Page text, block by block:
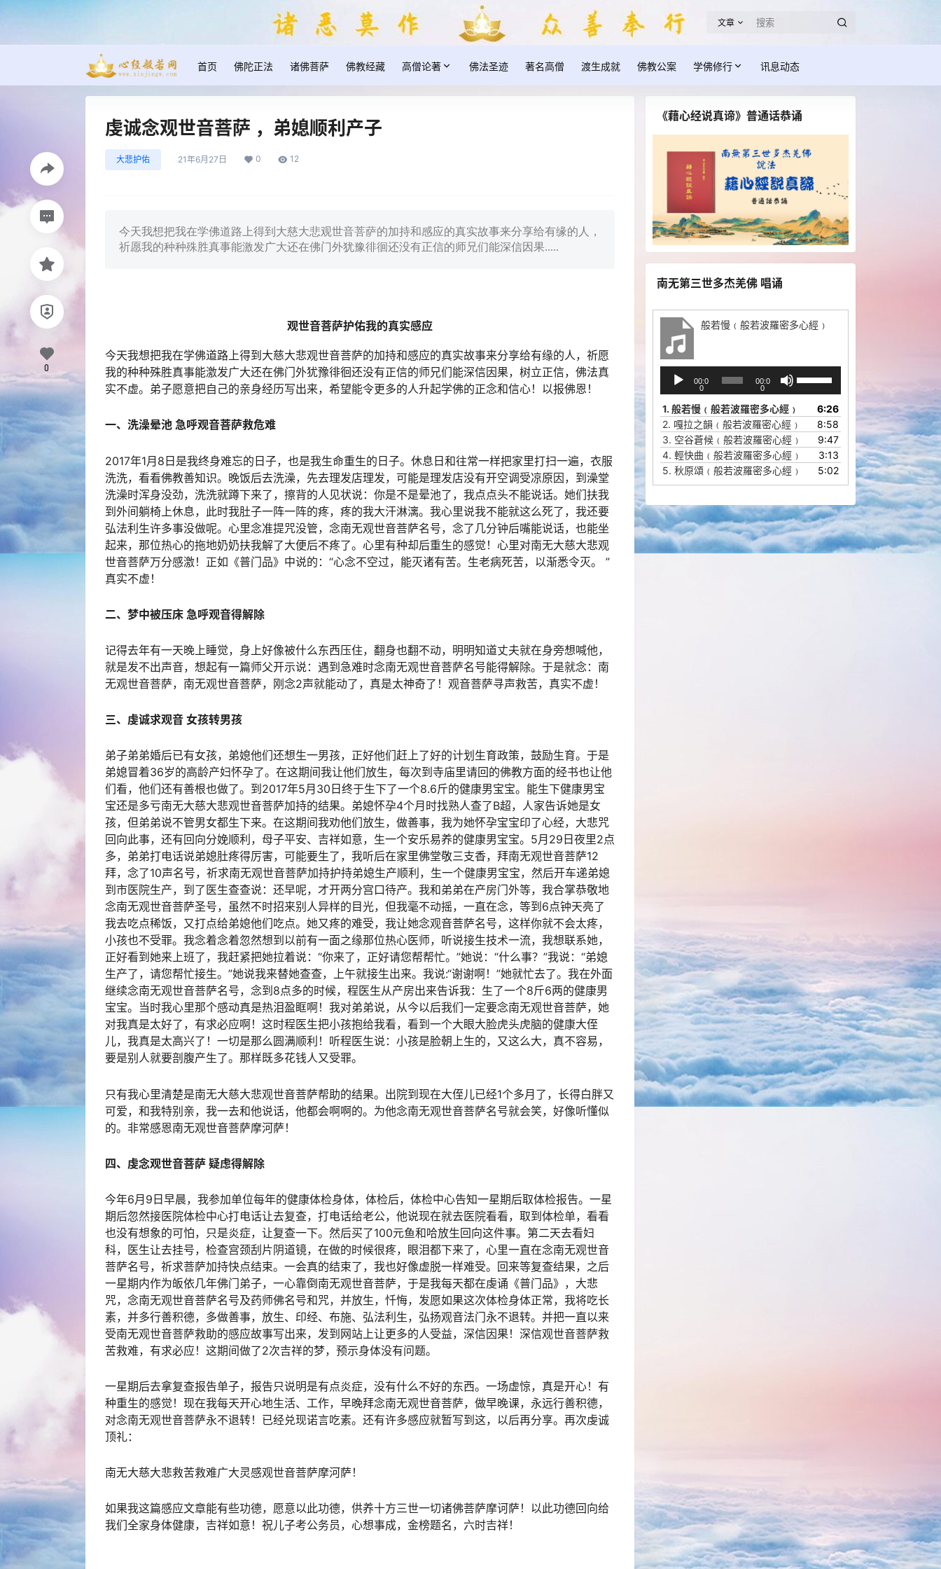
文章
首页 佛陀正法 诸佛菩萨 佛教经藏 高僧论著 佛法圣迹 著名高僧 渡生成就 佛教公案 学佛修行 讯息动态
虔诚念观世音菩萨 ，弟媳顺利产子
大悲护佑 21年6月27日 0 12
今天我想把我在学佛道路上得到大慈大悲观世音菩萨的加持和感应的真实故事来分享给有缘的人，
祈愿我的种种殊胜真事能激发广大还在佛门外犹豫徘徊还没有正信的师兄们能深信因果.....
观世音菩萨护佑我的真实感应
今天我想把我在学佛道路上得到大慈大悲观世音菩萨的加持和感应的真实故事来分享给有缘的人，祈愿
我的种种殊胜真事能激发广大还在佛门外犹豫徘徊还没有正信的师兄们能深信因果，树立正信， 佛法真
实不虚。弟子愿意把自己的亲身经历写出来，希望能令更多的人升起学佛的正念和信心！以报佛恩！
一、洗澡晕池 急呼观音菩萨救危难
2017年1月8日是我终身难忘的日子，也是我生命重生的日子。休息日和往常一样把家里打扫一遍，衣服
洗洗，看看佛教善知识。晚饭后去洗澡，先去理发店理发，可能是理发店没有开空调受凉原因，到澡堂
洗澡时浑身没劲，洗洗就蹲下来了，擦背的人见状说：你是不是晕池了，我点点头不能说话。她们扶我
到外间躺椅上休息，此时我肚子一阵一阵的疼，疼的我大汗淋漓。我心里说我不能就这么死了，我还要
弘法利生许多事没做呢。心里念准提咒没管，念南无观世音菩萨名号，念了几分钟后嘴能说话，也能坐
起来，那位热心的拖地奶奶扶我解了大便后不疼了。心里有种却后重生的感觉！心里对南无大慈大悲观
世音菩萨万分感激！正如《普门品》中说的：“心念不空过，能灭诸有苦。生老病死苦，以渐悉令灭。 ”
真实不虚！
二、梦中被压床 急呼观音得解除
记得去年有一天晚上睡觉，身上好像被什么东西压住，翻身也翻不动，明明知道丈夫就在身旁想喊他，
就是发不出声音，想起有一篇师父开示说：遇到急难时念南无观世音菩萨名号能得解除。于是就念：南
无观世音菩萨，南无观世音菩萨，刚念2声就能动了，真是太神奇了！观音菩萨寻声救苦，真实不虚！
三、虔诚求观音 女孩转男孩
弟子弟弟婚后已有女孩，弟媳他们还想生一男孩，正好他们赶上了好的计划生育政策，鼓励生育。于是
弟媳冒着36岁的高龄产妇怀孕了。在这期间我让他们放生，每次到寺庙里请回的佛教方面的经书也让他
们看，他们还有善根也做了。到2017年5月30日终于生下了一个8.6斤的健康男宝宝。能生下健康男宝
宝还是多亏南无大慈大悲观世音菩萨加持的结果。弟媳怀孕4个月时找熟人查了B超，人家告诉她是女
孩，但弟弟说不管男女都生下来。在这期间我劝他们放生，做善事，我为她怀孕宝宝印了心经， 大悲咒
回向此事，还有回向分娩顺利，母子平安、吉祥如意，生一个安乐易养的健康男宝宝。5月29日夜里2点
多，弟弟打电话说弟媳肚疼得厉害，可能要生了，我听后在家里佛堂敬三支香，拜南无观世音菩萨12
拜，念了10声名号，祈求南无观世音菩萨加持护持弟媳生产顺利，生一个健康男宝宝，然后开车递弟媳
到市医院生产，到了医生查查说：还早呢，才开两分宫口待产。我和弟弟在产房门外等，我合掌恭敬地
念南无观世音菩萨圣号，虽然不时招来别人异样的目光，但我毫不动摇，一直在念，等到6点钟天亮了
我去吃点稀饭，又打点给弟媳他们吃点。她又疼的难受，我让她念观音菩萨名号，这样你就不会太疼，
小孩也不受罪。我念着念着忽然想到以前有一面之缘那位热心医师，听说接生技术一流，我想联系她，
正好看到她来上班了，我赶紧把她拉着说：“你来了，正好请您帮帮忙。”她说：“什么事？”我说：“弟媳
生产了，请您帮忙接生。”她说我来替她查查，上午就接生出来。我说:“谢谢啊！”她就忙去了。我在外面
继续念南无观世音菩萨名号，念到8点多的时候，程医生从产房出来告诉我：生了一个8斤6两的健康男
宝宝。当时我心里那个感动真是热泪盈眶啊！我对弟弟说，从今以后我们一定要念南无观世音菩萨，她
对我真是太好了，有求必应啊！这时程医生把小孩抱给我看，看到一个大眼大脸虎头虎脑的健康大侄
儿，我真是太高兴了！一切是那么圆满顺利！听程医生说：小孩是脸朝上生的，又这么大，真不容易，
要是别人就要剖腹产生了。那样既多花钱人又受罪。
只有我心里清楚是南无大慈大悲观世音菩萨帮助的结果。出院到现在大侄儿已经1个多月了，长得白胖又
可爱，和我特别亲，我一去和他说话，他都会啊啊的。为他念南无观世音菩萨名号就会笑，好像听懂似
的。非常感恩南无观世音菩萨摩河萨！
四、虔念观世音菩萨 疑虑得解除
今年6月9日早晨，我参加单位每年的健康体检身体，体检后，体检中心告知一星期后取体检报告。一星
期后忽然接医院体检中心打电话让去复查，打电话给老公，他说现在就去医院看看，取到体检单，看看
也没有想象的可怕，只是炎症，让复查一下。然后买了100元鱼和哈放生回向这件事。第二天去看妇
科，医生让去挂号，检查宫颈刮片阴道镜，在做的时候很疼，眼泪都下来了，心里一直在念南无观世音
菩萨名号，祈求菩萨加持快点结束。一会真的结束了，我也好像虚脱一样难受。回来等复查结果，之后
一星期内作为皈依几年佛门弟子，一心靠倒南无观世音菩萨，于是我每天都在虔诵《普门品》，大悲
咒，念南无观世音菩萨名号及药师佛名号和咒，并放生，忏悔，发愿如果这次体检身体正常，我将吃长
素，并多行善积德，多做善事，放生、印经、布施、弘法利生，弘扬观音法门永不退转。并把一直以来
受南无观世音菩萨救助的感应故事写出来，发到网站上让更多的人受益，深信因果！深信观世音菩萨救
苦救难，有求必应！这期间做了2次吉祥的梦，预示身体没有问题。
一星期后去拿复查报告单子，报告只说明是有点炎症，没有什么不好的东西。一场虚惊，真是开心！有
种重生的感觉！现在我每天开心地生活、工作，早晚拜念南无观世音菩萨，做早晚课，永远行善积德，
对念南无观世音菩萨永不退转！已经兑现诺言吃素。还有许多感应就暂写到这，以后再分享。再次虔诚
顶礼：
南无大慈大悲救苦救难广大灵感观世音菩萨摩河萨！
如果我这篇感应文章能有些功德，愿意以此功德，供养十方三世一切诸佛菩萨摩诃萨！以此功德回向给
我们全家身体健康，吉祥如意！祝儿子考公务员，心想事成，金榜题名，六时吉祥！
0
《藉心经说真谛》普通话恭诵
南无第三世多杰羌佛 唱诵
般若慢﹙般若波羅密多心經﹚
播
放
器
00:0
0
00:0
0
/
下
箭
头
键
增
高
或
降
1. 般若慢﹙般若波羅密多心經﹚
6:26
2. 嘎拉之韻﹙般若波羅密心經﹚
8:58
3. 空谷蒼候﹙般若波羅密心經﹚
9:47
4. 輕快曲﹙般若波羅密多心經﹚
3:13
5. 秋原頌﹙般若波羅密多心經﹚ 5:02